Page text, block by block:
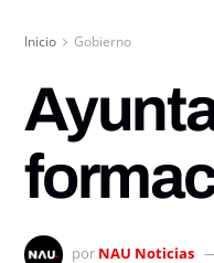
Inicio Gobierno
por NAU Noticias